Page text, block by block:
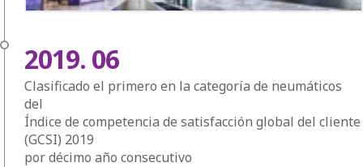
2019. 06
Clasificado el primero en la categoría de neumáticos
del
Índice de competencia de satisfacción global del cliente
(GCSI) 2019
por décimo año consecutivo